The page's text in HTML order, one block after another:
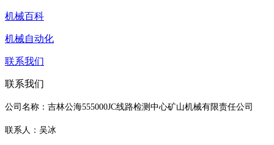
机械百科
机械自动化
联系我们
联系我们
公司名称：吉林公海555000JC线路检测中心矿山机械有限责任公司
联系人：吴冰